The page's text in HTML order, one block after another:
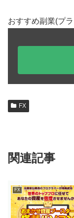
おすすめ副業(プ
FX
関連記事
FX